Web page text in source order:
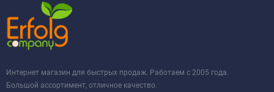
Интернет магазин для быстрых продаж. Работаем с 2005 года.
Большой ассортимент, отличное качество.